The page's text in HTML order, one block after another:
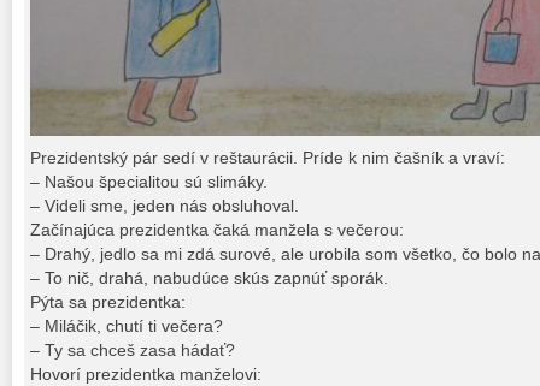
Prezidentský pár sedí v reštaurácii. Príde k nim čašník a vraví:
– Našou špecialitou sú slimáky.
– Videli sme, jeden nás obsluhoval.
Začínajúca prezidentka čaká manžela s večerou:
– Drahý, jedlo sa mi zdá surové, ale urobila som všetko, čo bolo
– To nič, drahá, nabudúce skús zapnúť sporák.
Pýta sa prezidentka:
– Miláčik, chutí ti večera?
– Ty sa chceš zasa hádať?
Hovorí prezidentka manželovi: